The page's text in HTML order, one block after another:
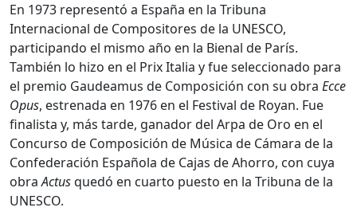
En 1973 representó a España en la Tribuna
Internacional de Compositores de la UNESCO,
participando el mismo año en la Bienal de París.
También lo hizo en el Prix Italia y fue seleccionado para
el premio Gaudeamus de Composición con su obra Ecce
Opus, estrenada en 1976 en el Festival de Royan. Fue
finalista y, más tarde, ganador del Arpa de Oro en el
Concurso de Composición de Música de Cámara de la
Confederación Española de Cajas de Ahorro, con cuya
obraActusquedó en cuarto puesto en la Tribuna de la
UNESCO.